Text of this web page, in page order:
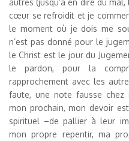
cœur se refroidit et je
le moment où je dois me
n’est pas donné pour le
le Christ est le jour du
le pardon, pour la
rapprochement avec les
faute, une note fausse chez
mon prochain, mon devoir
spirituel –de pallier à leur
mon propre repentir, ma